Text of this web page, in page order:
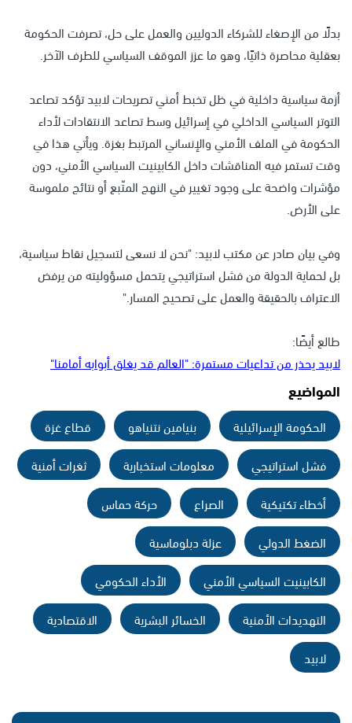
بدلًا من الإصغاء للشركاء الدوليين والعمل على حل، تصرفت الحكومة
بعقلية محاصرة ذاتيًا، وهو ما عزز الموقف السياسي للطرف الآخر.
أزمة سياسية داخلية في ظل تخبط أمني تصريحات لابيد تؤكد تصاعد
التوتر السياسي الداخلي في إسرائيل وسط تصاعد الانتقادات لأداء
الحكومة في الملف الأمني والإنساني المرتبط بغزة. ويأتي هذا في
وقت تستمر فيه المناقشات داخل الكابينيت السياسي الأمني، دون
مؤشرات واضحة على وجود تغيير في النهج المتّبع أو نتائج ملموسة
على الأرض.
وفي بيان صادر عن مكتب لابيد: "نحن لا نسعى لتسجيل نقاط سياسية،
بل لحماية الدولة من فشل استراتيجي يتحمل مسؤوليته من يرفض
الاعتراف بالحقيقة والعمل على تصحيح المسار."
طالع أيضًا:
لابيد يحذر من تداعيات مستمرة: "العالم قد يغلق أبوابه أمامنا"
المواضيع
الحكومة الإسرائيلية بنيامين نتنياهو
قطاع غزة
فشل استراتيجي
معلومات استخبارية
ثغرات أمنية
أخطاء تكتيكية
الصراع
حركة حماس
الضغط الدولي
عزلة دبلوماسية
الكابينيت السياسي الأمني
الأداء الحكومي
التهديدات الأمنية
الخسائر البشرية
الاقتصادية
لابيد